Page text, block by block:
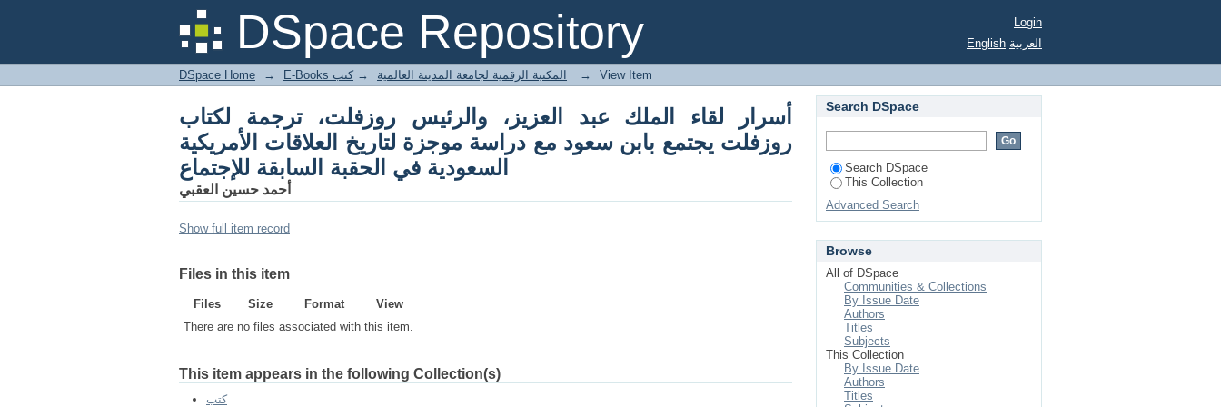
DSpace Repository
أسرار لقاء الملك عبد العزيز، والرئيس روزفلت، ترجمة لكتاب روزفلت يجتمع بابن سعود مع
دراسة موجزة لتاريخ العلاقات الأمريكية السعودية في الحقبة السابقة للإجتماع
Login
English العربية
DSpace Home → E-Books المكتبة الرقمية لجامعة المدينة العالمية → كتب → View Item
أسرار لقاء الملك عبد العزيز، والرئيس روزفلت، ترجمة لكتاب
روزفلت يجتمع بابن سعود مع دراسة موجزة لتاريخ العلاقات الأمريكية
السعودية في الحقبة السابقة للإجتماع
أحمد حسين العقبي
Show full item record
Files in this item
Files Size Format
View
There are no files associated with this item.
This item appears in the following Collection(s)
كتب
Search DSpace
Search DSpace
This Collection
Advanced Search
Browse
All of DSpace
Communities & Collections
By Issue Date
Authors
Titles
Subjects
This Collection
By Issue Date
Authors
Titles